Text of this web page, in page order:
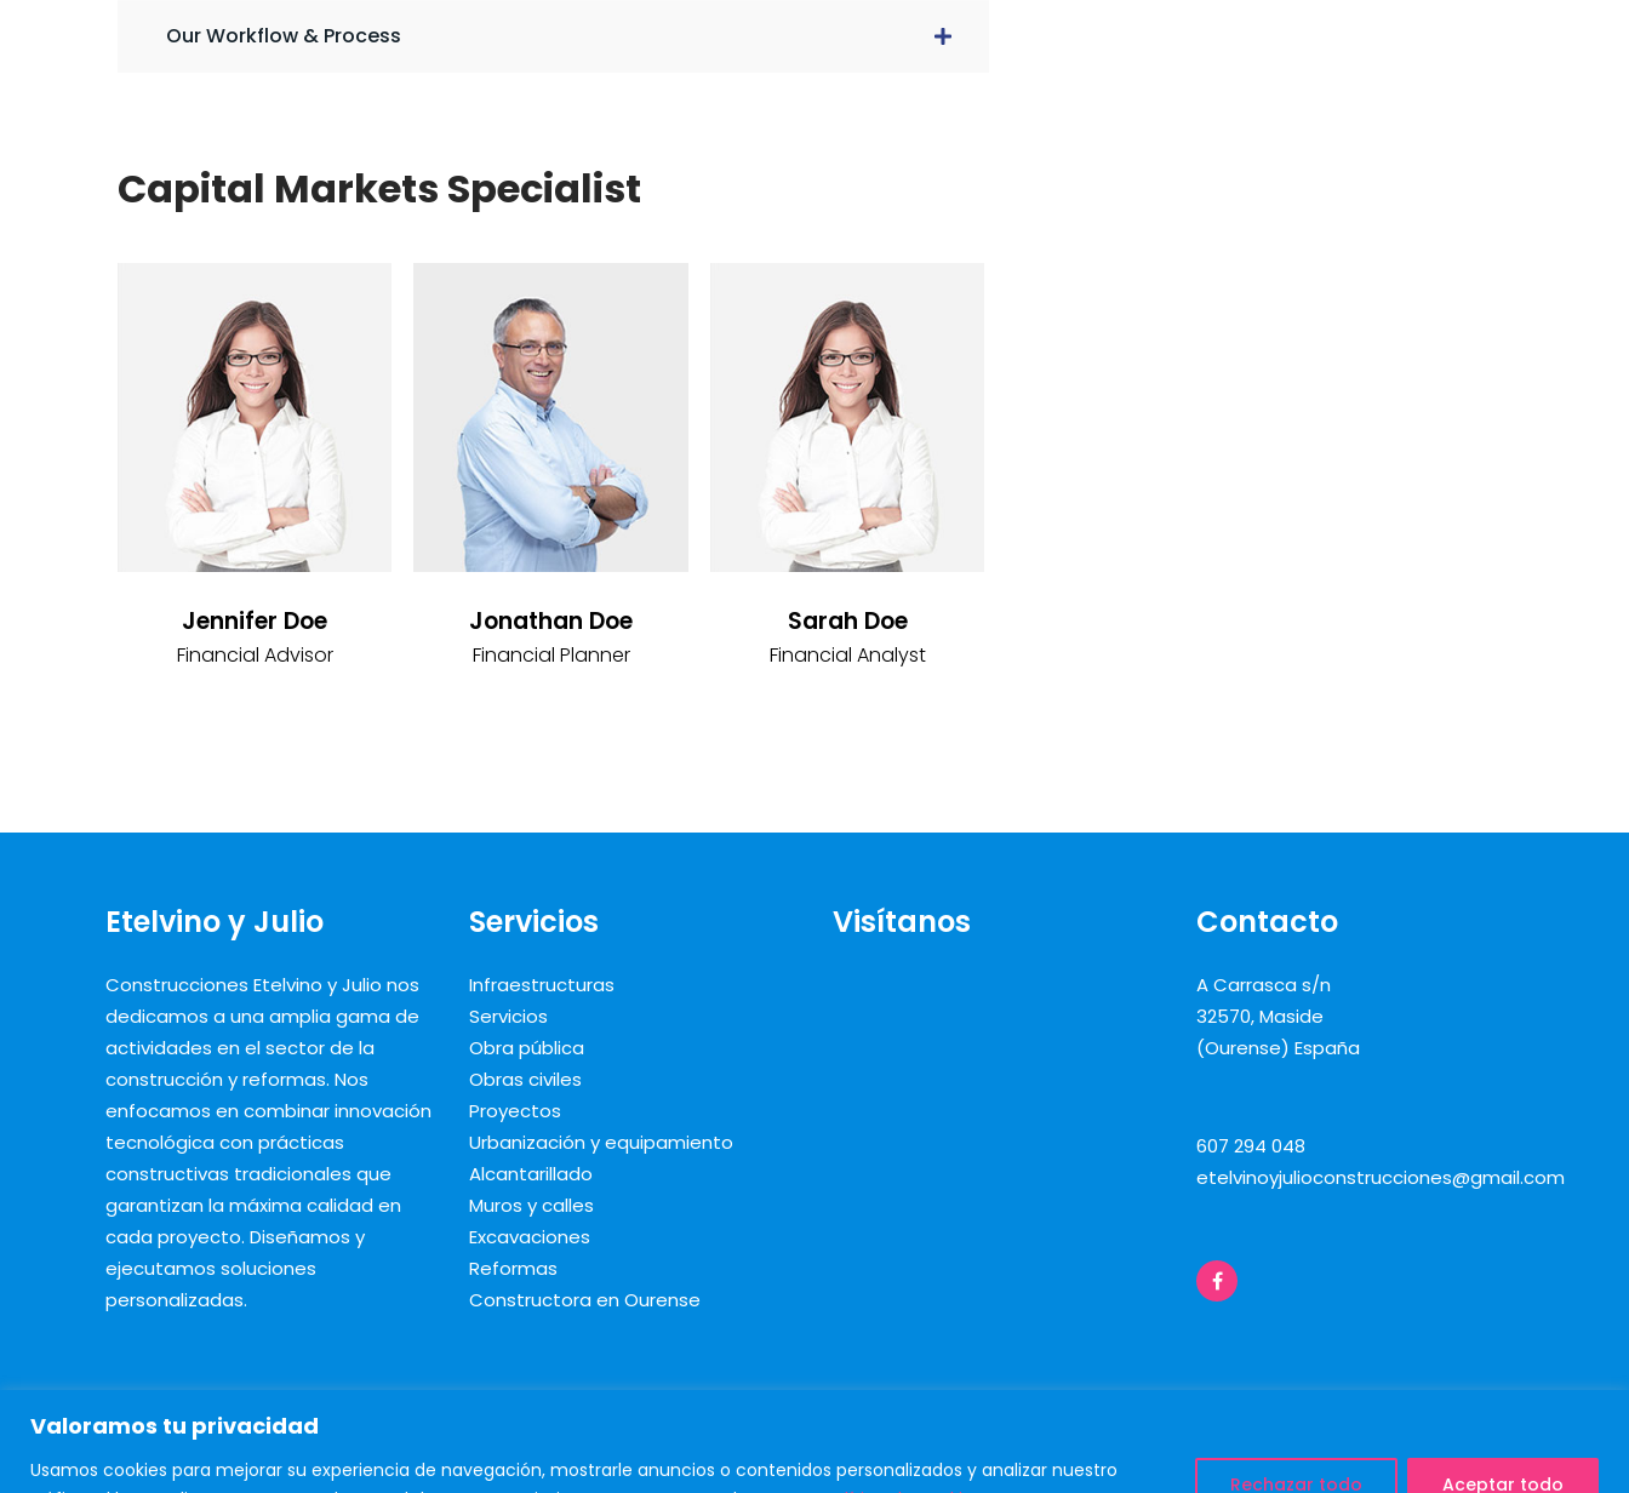
Valoramos tu privacidad
Usamos cookies para mejorar su experiencia de navegación, mostrarle anuncios o contenidos personalizados y analizar nuestro
Rechazar todo Aceptar todo
Our Workflow & Process
Capital Markets Specialist
Jennifer Doe
Financial Advisor
Jonathan Doe
Financial Planner
Sarah Doe
Financial Analyst
Etelvino y Julio
Construcciones Etelvino y Julio nos
dedicamos a una amplia gama de
actividades en el sector de la
construcción y reformas. Nos
enfocamos en combinar innovación
tecnológica con prácticas
constructivas tradicionales que
garantizan la máxima calidad en
cada proyecto. Diseñamos y
ejecutamos soluciones
personalizadas.
Servicios
Infraestructuras
Servicios
Obra pública
Obras civiles
Proyectos
Urbanización y equipamiento
Alcantarillado
Muros y calles
Excavaciones
Reformas
Constructora en Ourense
Visítanos Contacto
A Carrasca s/n
32570, Maside
(Ourense) España
607 294 048
etelvinoyjulioconstrucciones@gmail.com
© Copyright 2024 Construcciones Etelvino y Julio |Aviso legal y Privacidad. Diseñado porCitiservi Media